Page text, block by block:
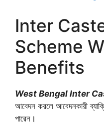
Inter
Scheme
Benefits
West Bengal Inter
আবেদন করলে আবেদনকারী
পারেন।